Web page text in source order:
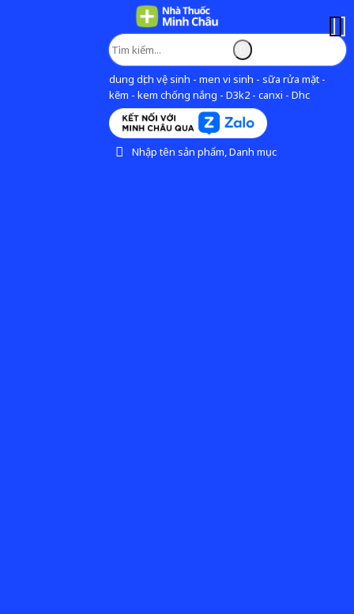
dung dịch vệ sinh - men vi sinh - sữa rửa mặt -
kẽm - kem chống nắng - D3k2 - canxi - Dhc
Nhập tên sản phẩm, Danh mục